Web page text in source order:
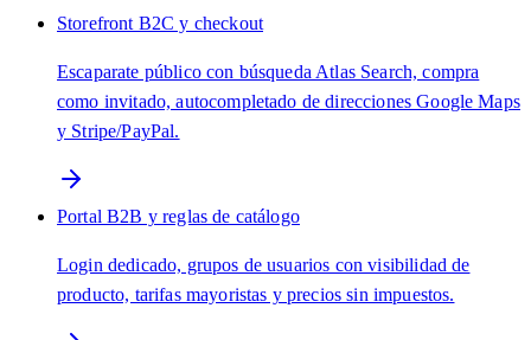
Storefront B2C y checkout
Escaparate público con búsqueda Atlas Search, compra
como invitado, autocompletado de direcciones Google Maps
y Stripe/PayPal.
Portal B2B y reglas de catálogo
Login dedicado, grupos de usuarios con visibilidad de
producto, tarifas mayoristas y precios sin impuestos.